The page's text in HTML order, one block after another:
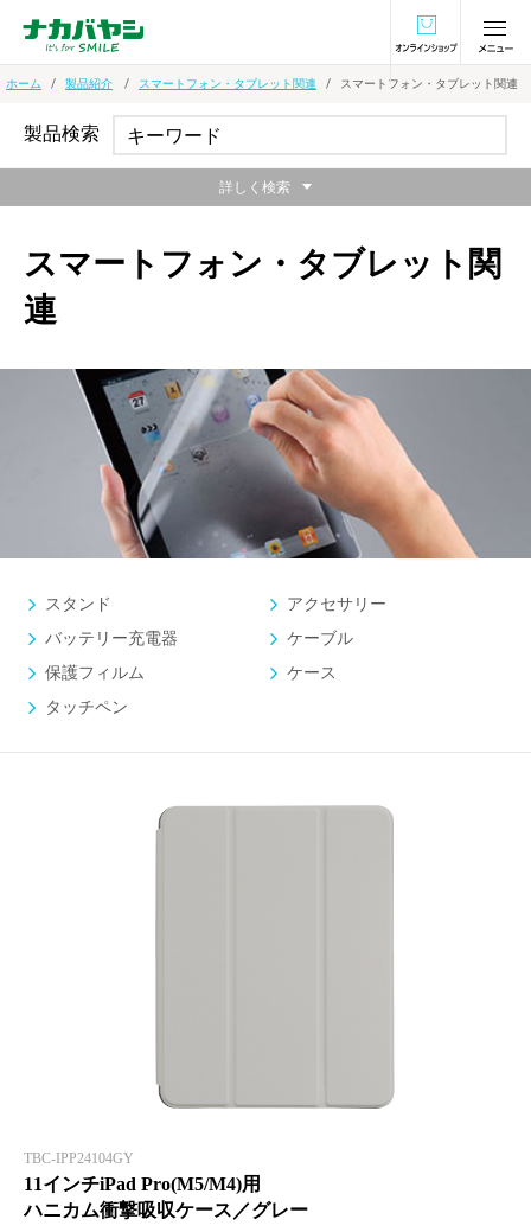
オンラインショ
ホーム 製品紹介 スマートフォン・タブレット関連 スマートフォン・タブレット関連
スマートフォン・タブレット関
連
スタンド
アクセサリー
バッテリー充電器
ケーブル
保護フィルム
ケース
タッチペン
TBC-IPP24104GY
11インチiPad Pro(M5/M4)用
ハニカム衝撃吸収ケース／グレー
製品検索
詳しく検索